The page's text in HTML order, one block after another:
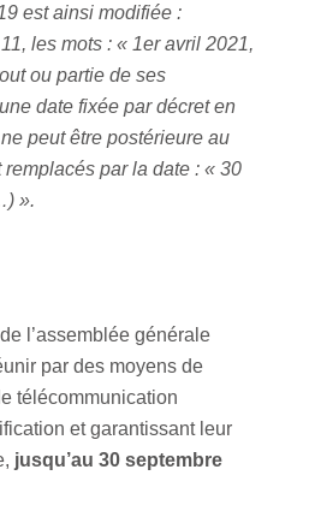
est ainsi modifiée :
les mots : « 1er avril 2021,
ou partie de ses
date fixée par décret en
peut être postérieure au
par la date : « 30
».
l’assemblée générale
par des moyens de
télécommunication
et garantissant leur
jusqu’au 30 septembre